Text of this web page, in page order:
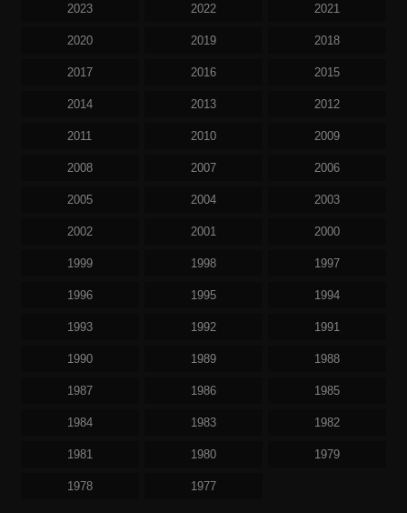
2023 2022 2021
2020 2019 2018
2017 2016 2015
2014 2013 2012
2011 2010 2009
2008 2007 2006
2005 2004 2003
2002 2001 2000
1999 1998 1997
1996 1995 1994
1993 1992 1991
1990 1989 1988
1987 1986 1985
1984 1983 1982
1981 1980 1979
1978 1977